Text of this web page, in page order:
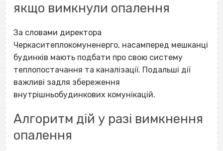
якщо вимкнули опалення
За словами директора
Черкаситеплокомуненерго, насамперед мешканці
будинків мають подбати про свою систему
теплопостачання та каналізації. Подальші дії
важливі задля збереження
внутрішньобудинкових комунікацій.
Алгоритм дій у разі вимкнення
опалення